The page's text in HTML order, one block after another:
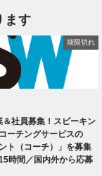
ます
期限切れ
社員募集！スピーキン
ーチングサービスの
ト（コーチ）」を募集
時間／国内外から応募